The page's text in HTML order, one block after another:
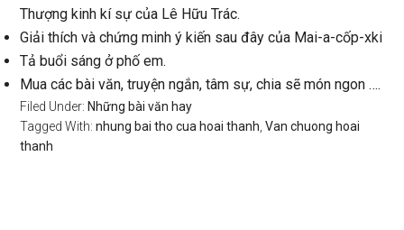
Thượng kinh kí sự của Lê Hữu Trác.
Giải thích và chứng minh ý kiến sau đây của Mai-a-cốp-xki
Tả buổi sáng ở phố em.
Mua các bài văn, truyện ngắn, tâm sự, chia sẽ món ngon ….
Filed Under: Những bài văn hay
Tagged With:nhung bai tho cua hoai thanh ,Van chuong hoai
thanh